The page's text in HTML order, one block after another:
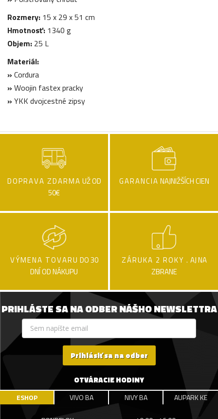
Rozmery: 15 x 29 x 51 cm
Hmotnosť: 1340 g
Objem: 25 L
Materiál:
» Cordura
» Woojin fastex pracky
» YKK dvojcestné zipsy
DOPRAVA ZDARMA UŽ OD
50€
GARANCIA NAJNIŽŠÍCH CIEN
VÝMENA TOVARU DO 30
DNÍ OD NÁKUPU
ZÁRUKA 2 ROKY . AJ NA
ZBRANE
PRIHLÁSTE SA NA ODBER NÁŠHO NEWSLETTRA
Prihlásiť sa na odber
OTVÁRACIE HODINY
ESHOP VIVO BA NIVY BA AUPARK KE